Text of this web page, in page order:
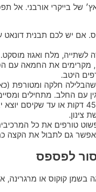
של בייקרי אורבני.
תנור ל-175 מעלות צלזיוס. אם
מלח ואגוז
מקרימים את החמאה עם
היטב.
שהבלילה חלקה ומטורפת
עם החלב. מתחילים
טורפים את כל
גם לתבול את הקצה
לפספס
בשמן קוקוס או מרגרינה,